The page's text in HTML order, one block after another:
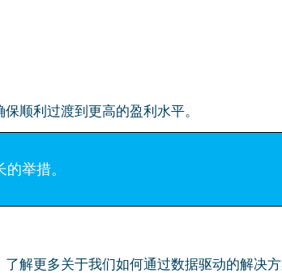
顺利过渡到更高的盈利水平。
举措。
解更多关于我们如何通过数据驱动的解决